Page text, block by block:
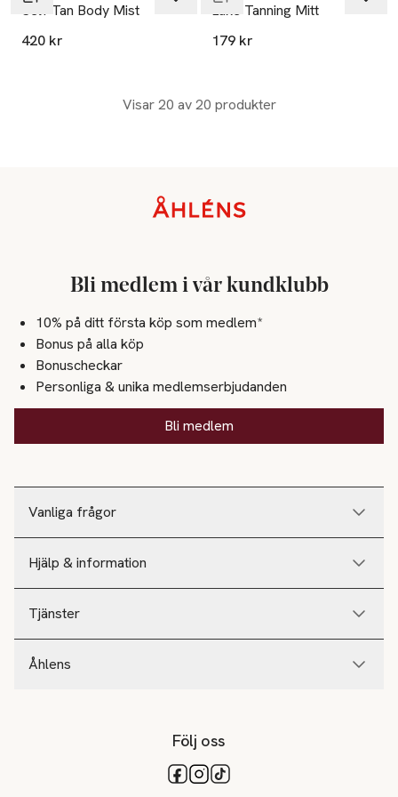
Self Tan Body Mist
420 kr
Luxe Tanning Mitt
179 kr
Visar 20 av 20 produkter
Vanliga frågor
Hjälp & information
Tjänster
Åhlens
Bli medlem i vår kundklubb
10% på ditt första köp som medlem*
Bonus på alla köp
Bonuscheckar
Personliga & unika medlemserbjudanden
Bli medlem
Följ oss